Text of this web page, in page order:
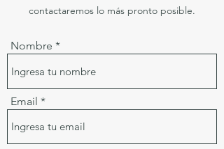
contactaremos lo más pronto posible.
Nombre
Email